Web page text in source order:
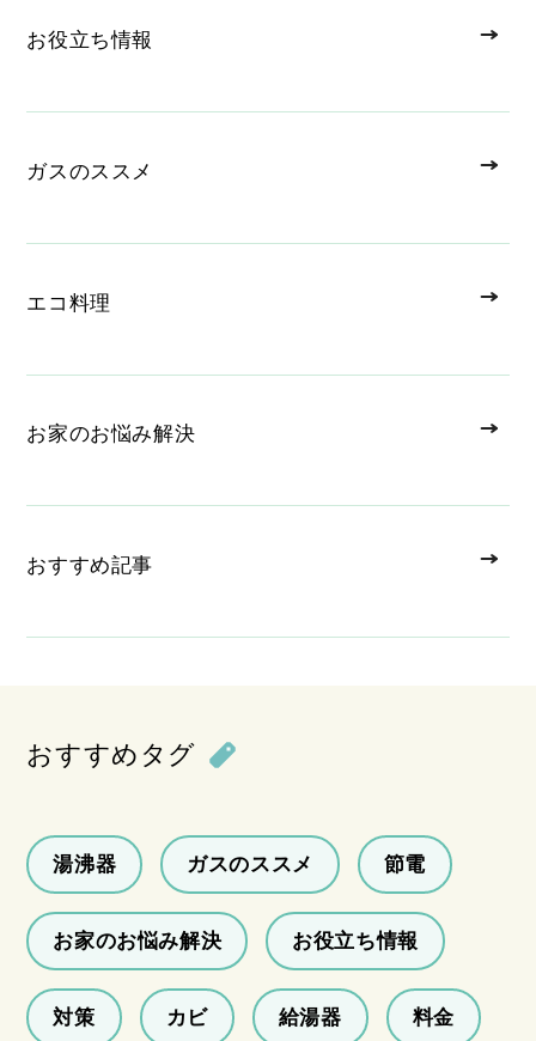
お役立ち情報
ガスのススメ
エコ料理
お家のお悩み解決
おすすめ記事
おすすめタグ
湯沸器 ガスのススメ 節電
お家のお悩み解決 お役立ち情報
対策 カビ 給湯器 料金